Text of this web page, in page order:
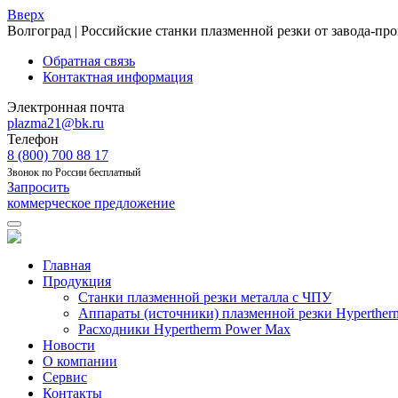
Вверх
Волгоград | Российские станки плазменной резки от завода-
Обратная связь
Контактная информация
Электронная почта
plazma21@bk.ru
Телефон
8 (800) 700 88 17
Звонок по России бесплатный
Запросить
коммерческое предложение
Главная
Продукция
Станки плазменной резки металла с ЧПУ
Аппараты (источники) плазменной резки
Расходники Hypertherm Power Max
Новости
О компании
Сервис
Контакты